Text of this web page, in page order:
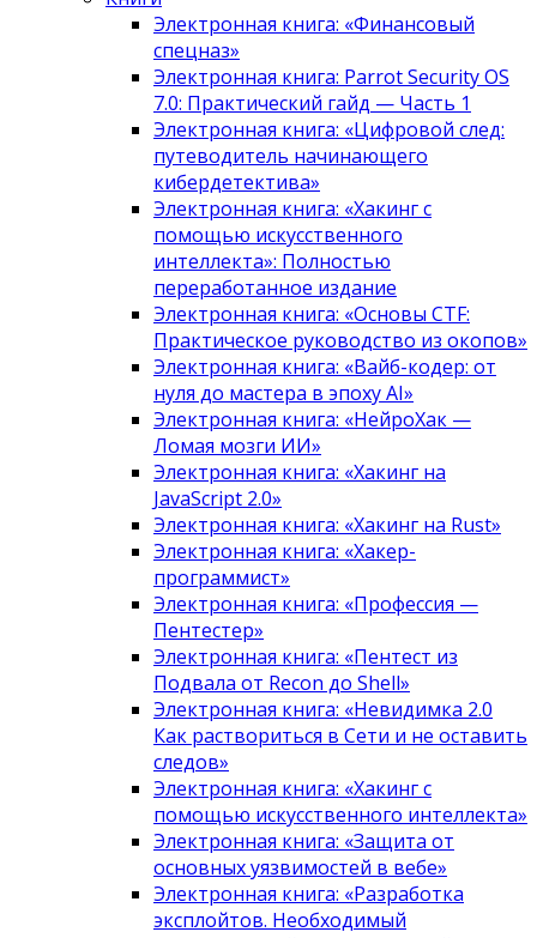
Электронная книга: «Финансовый
спецназ»
Электронная книга: Parrot Security OS
7.0: Практический гайд — Часть 1
Электронная книга: «Цифровой след:
путеводитель начинающего
кибердетектива»
Электронная книга: «Хакинг с
помощью искусственного
интеллекта»: Полностью
переработанное издание
Электронная книга: «Основы CTF:
Практическое руководство из окопов»
Электронная книга: «Вайб-кодер: от
нуля до мастера в эпоху AI»
Электронная книга: «НейроХак —
Ломая мозги ИИ»
Электронная книга: «Хакинг на
JavaScript 2.0»
Электронная книга: «Хакинг на Rust»
Электронная книга: «Хакер-
программист»
Электронная книга: «Профессия —
Пентестер»
Электронная книга: «Пентест из
Подвала от Recon до Shell»
Электронная книга: «Невидимка 2.0
Как раствориться в Сети и не оставить
следов»
Электронная книга: «Хакинг с
помощью искусственного интеллекта»
Электронная книга: «Защита от
основных уязвимостей в вебе»
Электронная книга: «Разработка
эксплойтов. Необходимый